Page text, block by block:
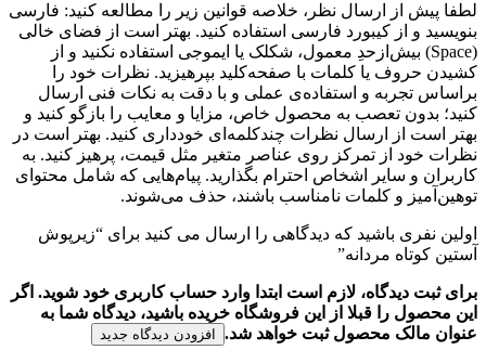
لطفا پیش از ارسال نظر، خلاصه قوانین زیر را مطالعه کنید: فارسی
بنویسید و از کیبورد فارسی استفاده کنید. بهتر است از فضای خالی
(Space) بیش‌از‌حدِ معمول، شکلک یا ایموجی استفاده نکنید و از
کشیدن حروف یا کلمات با صفحه‌کلید بپرهیزید. نظرات خود را
براساس تجربه و استفاده‌ی عملی و با دقت به نکات فنی ارسال
کنید؛ بدون تعصب به محصول خاص، مزایا و معایب را بازگو کنید و
بهتر است از ارسال نظرات چندکلمه‌‌ای خودداری کنید. بهتر است در
نظرات خود از تمرکز روی عناصر متغیر مثل قیمت، پرهیز کنید. به
کاربران و سایر اشخاص احترام بگذارید. پیام‌هایی که شامل محتوای
توهین‌آمیز و کلمات نامناسب باشند، حذف می‌شوند.
اولین نفری باشید که دیدگاهی را ارسال می کنید برای “زیرپوش
آستین کوتاه مردانه”
برای ثبت دیدگاه، لازم است ابتدا وارد حساب کاربری خود شوید. اگر
این محصول را قبلا از این فروشگاه خریده باشید، دیدگاه شما به
عنوان مالک محصول ثبت خواهد شد.
افزودن دیدگاه جدید